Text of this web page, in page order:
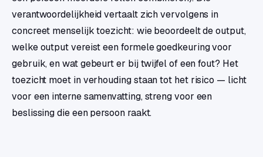
verantwoordelijkheid vertaalt zich vervolgens in
concreet menselijk toezicht: wie beoordeelt de output,
welke output vereist een formele goedkeuring voor
gebruik, en wat gebeurt er bij twijfel of een fout? Het
toezicht moet in verhouding staan tot het risico — licht
voor een interne samenvatting, streng voor een
beslissing die een persoon raakt.